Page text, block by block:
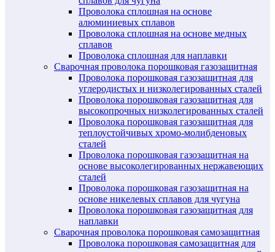
Проволока сплошная на основе
алюминиевых сплавов
Проволока сплошная на основе медных
сплавов
Проволока сплошная для наплавки
Сварочная проволока порошковая газозащитная
Проволока порошковая газозащитная для
углеродистых и низколегированных сталей
Проволока порошковая газозащитная для
высокопрочных низколегированных сталей
Проволока порошковая газозащитная для
теплоустойчивых хромо-молибденовых
сталей
Проволока порошковая газозащитная на
основе высоколегированных нержавеющих
сталей
Проволока порошковая газозащитная на
основе никелевых сплавов для чугуна
Проволока порошковая газозащитная для
наплавки
Сварочная проволока порошковая самозащитная
Проволока порошковая самозащитная для